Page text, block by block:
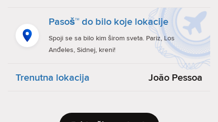
Pasoš™ do bilo koje lokacije
Spoji se sa bilo kim širom sveta. Pariz, Los
Anđeles, Sidnej, kreni!
Trenutna lokacija João Pessoa